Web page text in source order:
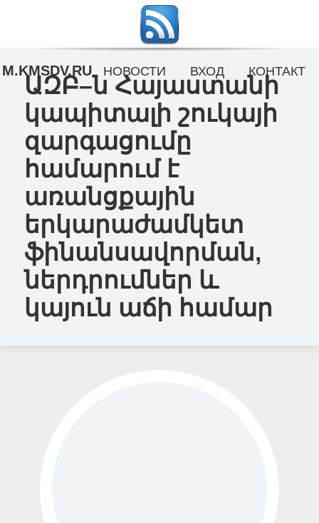
ԱԶԲ–ն Հայաստանի
կապիտալի շուկայի
զարգացումը
համարում է
առանցքային
երկարաժամկետ
ֆինանսավորման,
ներդրումներ և
կայուն աճի համար
M.KMSDV.RU НОВОСТИ ВХОД КОНТАКТ